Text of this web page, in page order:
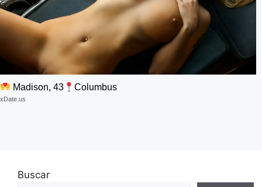
Madison, 43 Columbus
xDate.us
Buscar